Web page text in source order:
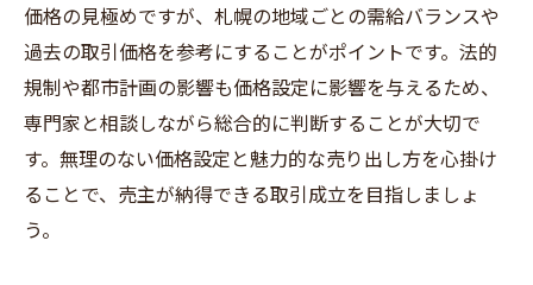
価格の見極めですが、札幌の地域ごとの需給バランスや
過去の取引価格を参考にすることがポイントです。法的
規制や都市計画の影響も価格設定に影響を与えるため、
専門家と相談しながら総合的に判断することが大切で
す。無理のない価格設定と魅力的な売り出し方を心掛け
ることで、売主が納得できる取引成立を目指しましょ
う。